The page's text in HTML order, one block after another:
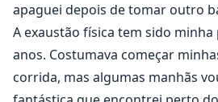
apaguei depois de tomar outro
A exaustão física tem sido
anos. Costumava começar
corrida, mas algumas manhãs